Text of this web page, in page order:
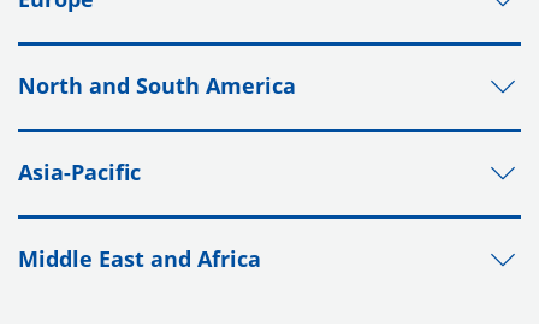
North and South America
Asia-Pacific
Middle East and Africa